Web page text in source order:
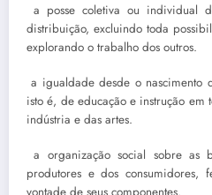
 a posse coletiva ou
distribuição, excluindo toda
explorando o trabalho dos outros.
 a igualdade desde o nascimento
isto é, de educação e instrução em
indústria e das artes.
 a organização social sobre
produtores e dos consumidores,